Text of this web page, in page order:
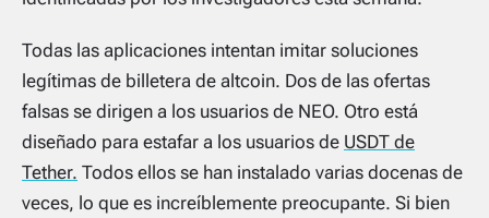
Todas las aplicaciones intentan imitar soluciones
legítimas de billetera de altcoin. Dos de las ofertas
falsas se dirigen a los usuarios de NEO. Otro está
diseñado para estafar a los usuarios de USDT de
Tether. Todos ellos se han instalado varias docenas de
veces, lo que es increíblemente preocupante. Si bien